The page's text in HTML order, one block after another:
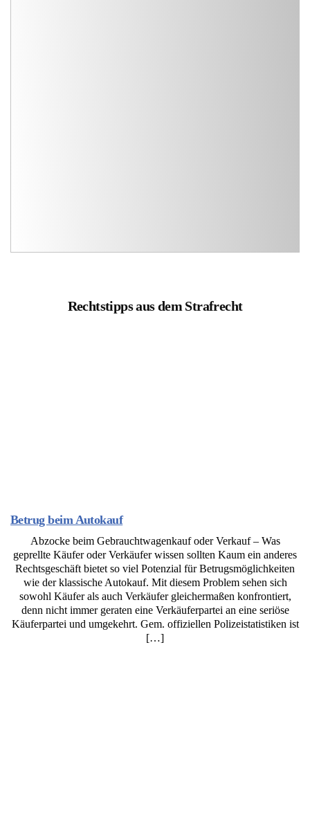
Rechtstipps aus dem Strafrecht
Betrug beim Autokauf
Abzocke beim Gebrauchtwagenkauf oder Verkauf – Was
geprellte Käufer oder Verkäufer wissen sollten Kaum ein anderes
Rechtsgeschäft bietet so viel Potenzial für Betrugsmöglichkeiten
wie der klassische Autokauf. Mit diesem Problem sehen sich
sowohl Käufer als auch Verkäufer gleichermaßen konfrontiert,
denn nicht immer geraten eine Verkäuferpartei an eine seriöse
Käuferpartei und umgekehrt. Gem. offiziellen Polizeistatistiken ist
[…]